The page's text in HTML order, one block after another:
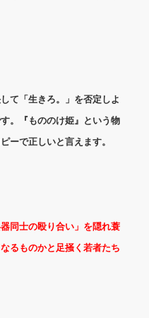
て「生きろ。」を否定しよ
。『もののけ姫』という物
ーで正しいと言えます。
同士の殴り合い」を隠れ蓑
るものかと足掻く若者たち